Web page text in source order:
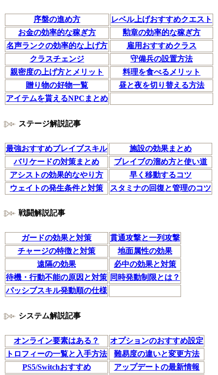
序盤の進め方
レベル上げおすすめクエスト
お金の効率的な稼ぎ方
勲章の効率的な稼ぎ方
名声ランクの効率的な上げ方
雇用おすすめクラス
クラスチェンジ
守備兵の設置方法
親密度の上げ方とメリット
料理を食べるメリット
贈り物の好物一覧
昼と夜を切り替える方法
アイテムを貰えるNPCまとめ
ステージ解説記事
最強おすすめブレイブスキル
施設の効果まとめ
バリケードの対策まとめ
ブレイブの溜め方と使い道
アシストの効果的なやり方
早く移動するコツ
ウェイトの発生条件と対策
スタミナの回復と管理のコツ
戦闘解説記事
ガードの効果と対策
貫通攻撃と一列攻撃
チャージの特徴と対策
地面属性の効果
遠隔の効果
必中の効果と対策
待機・行動不能の原因と対策 同時発動制限とは？
パッシブスキル発動順の仕様
システム解説記事
オンライン要素はある？
オプションのおすすめ設定
トロフィーの一覧と入手方法
難易度の違いと変更方法
PS5/Switchおすすめ
アップデートの最新情報